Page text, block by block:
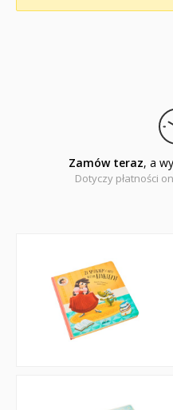
Zamów teraz, a
Dotyczy płatności